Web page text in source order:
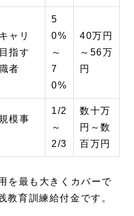
ャリ
指す
者
5
0%
～
7
0%
40万円
～56万
円
模事
1/2
～
2/3
数十万
円～数
百万円
を最も大きくカバーで
教育訓練給付金です。